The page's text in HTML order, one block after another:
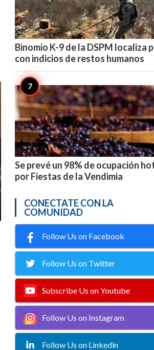
Binomio K-9 de la DSPM localiza
con indicios de restos humanos
Se prevé un 98% de ocupación
por Fiestas de la Vendimia
CONECTATE CON LA
COMUNIDAD
Follow Us on Facebook
Follow Us on Twitter
Subscribe Us on Youtube
Follow Us on Instagram
Follow Us on Linkedin